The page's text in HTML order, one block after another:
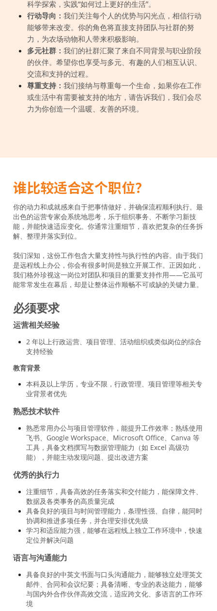
科学探索，实践“如何过上更好的生活”。
行动导向：我们关注每个人的优势与闪光点，相信行动
能够带来改变。你的角色将直接支持团队与社群的努
力，为农场动物和人带来积极影响。
多元社群：我们的社群汇聚了来自不同背景与职业阶段
的伙伴。希望你也享受与多元、有趣的人们相互认识、
交流和支持的过程。
尊重支持：我们接纳与尊重每一个生命，如果你在工作
或生活中有需要被支持的地方，请告诉我们，我们会尽
力为你创造一个温暖、友善的环境。
谁比较适合这个职位？
你的动力和成就感来自于把事情做好，并确保流程顺利执行。最
出色的运营专家会系统地思考，乐于组织事务、不断学习新技
能，并能快速适应变化。你通常注重细节，喜欢把复杂的任务拆
解、整理并落实到位。
我们深知，这份工作包含大量支持性与执行性的内容。由于我们
是远程线上办公，你会有很多时间是独立开展工作。正因如此，
我们格外珍视这一岗位对团队和项目的重要支持作用——它虽可
能常常发生在幕后，却是让整体运作顺畅不可或缺的关键力量。
必须要求
运营相关经验
2 年以上行政运营、项目管理、活动组织或类似岗位的综合
支持经验
教育背景
本科及以上学历，专业不限，行政管理、项目管理等相关专
业背景者优先
熟悉技术软件
熟悉常用办公与项目管理软件，能提升工作效率；熟练使用
飞书、Google Workspace、Microsoft Office、Canva 等
工具，具备文档撰写与数据管理能力（如 Excel 高级功
能），并能主动发现问题、提出改进方案
优秀的执行力
注重细节，具备高效的任务落实和交付能力，能保障文件、
数据及各类事务的高质量完成
具备良好的项目与时间管理能力，条理性强、自律，能同时
协调和推进多项任务，并合理安排优先级
学习和适应能力强，能够在远程线上独立工作环境中，快速
定位并解决问题
语言与沟通能力
具备良好的中英文书面与口头沟通能力，能够独立处理英文
邮件、合同和会议纪要；具备清晰、专业的表达能力，能够
与国内外合作伙伴高效交流，适应跨文化、多语言的工作环
境